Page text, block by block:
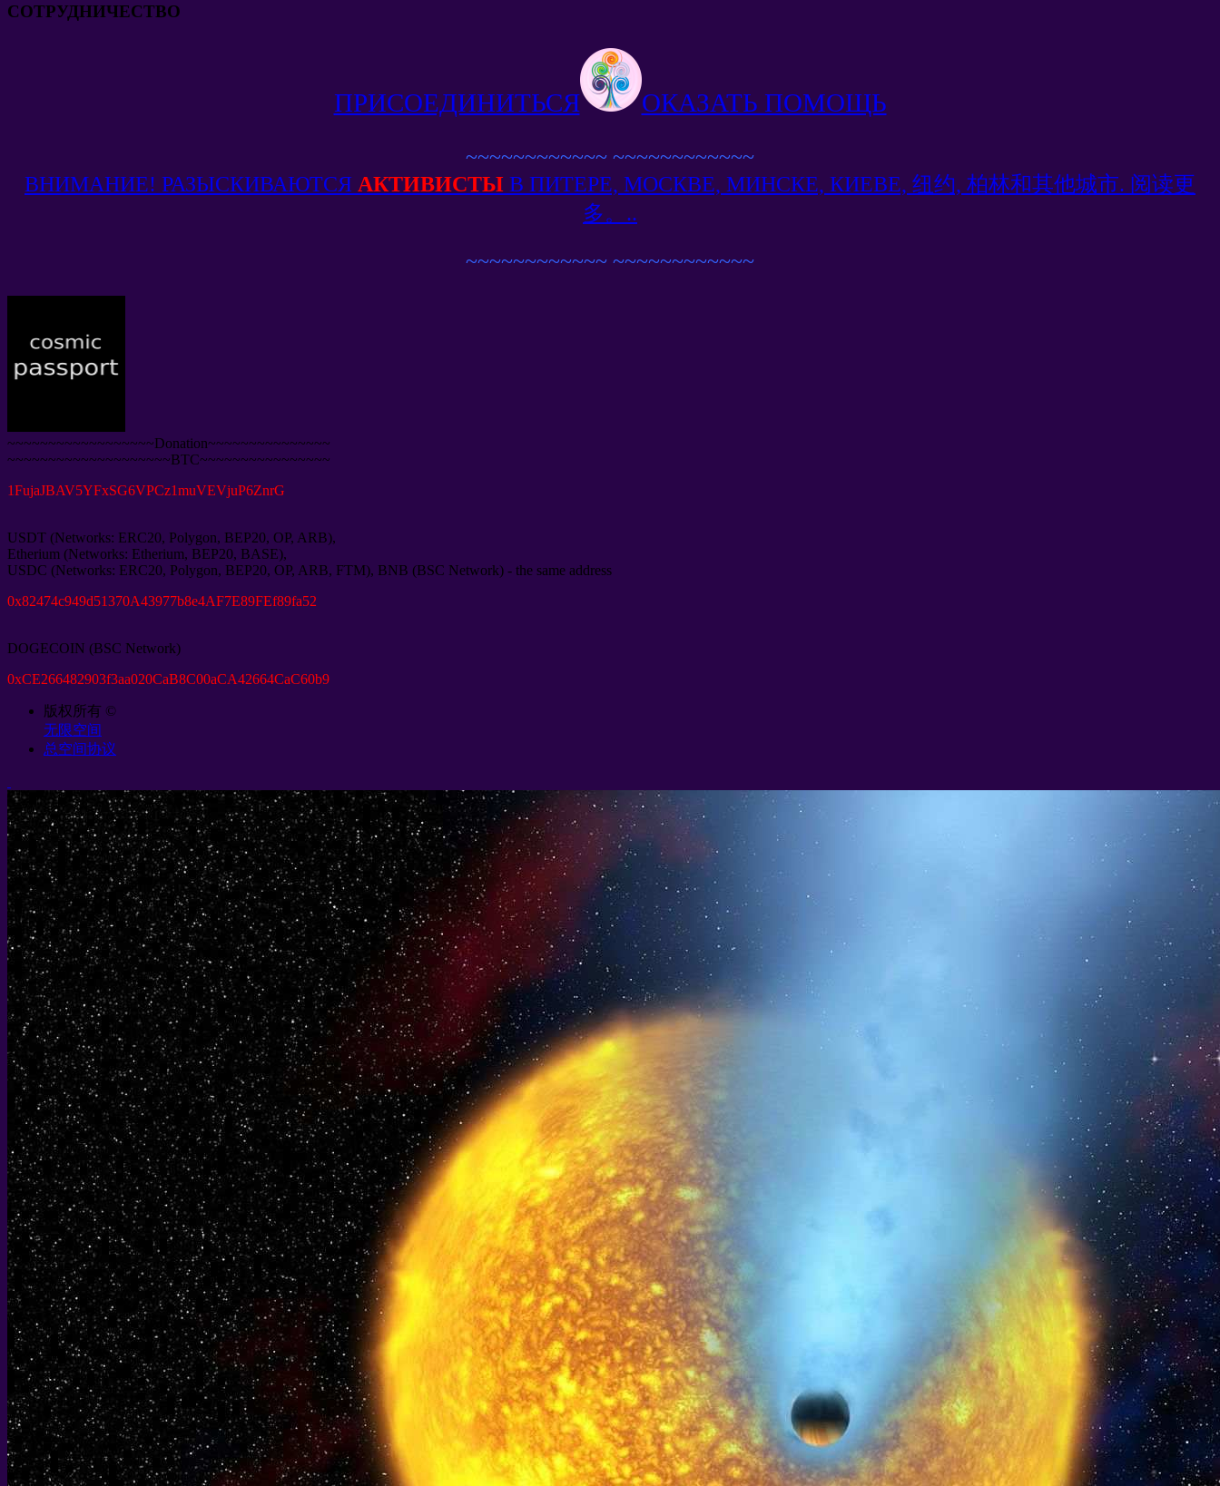
СОТРУДНИЧЕСТВО
ПРИСОЕДИНИТЬСЯ ОКАЗАТЬ ПОМОЩЬ
~~~~~~~~~~~~ ~~~~~~~~~~~~
ВНИМАНИЕ! РАЗЫСКИВАЮТСЯ АКТИВИСТЫ В ПИТЕРЕ, МОСКВЕ, МИНСКЕ, КИЕВЕ, 纽约, 柏林和其他城市. 阅读更
多。..
~~~~~~~~~~~~ ~~~~~~~~~~~~
~~~~~~~~~~~~~~~~~~Donation~~~~~~~~~~~~~~~
~~~~~~~~~~~~~~~~~~~~BTC~~~~~~~~~~~~~~~~
1FujaJBAV5YFxSG6VPCz1muVEVjuP6ZnrG
USDT (Networks: ERC20, Polygon, BEP20, OP, ARB),
Etherium (Networks: Etherium, BEP20, BASE),
USDC (Networks: ERC20, Polygon, BEP20, OP, ARB, FTM), BNB (BSC Network) - the same address
0x82474c949d51370A43977b8e4AF7E89FEf89fa52
DOGECOIN (BSC Network)
0xCE266482903f3aa020CaB8C00aCA42664CaC60b9
版权所有 ©
无限空间
总空间协议